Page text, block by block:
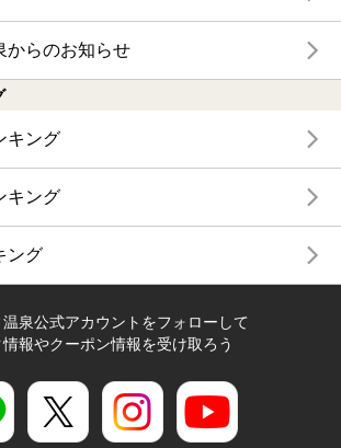
からのお知らせ
キング
キング
ング
温泉公式アカウントをフォローして
情報やクーポン情報を受け取ろう